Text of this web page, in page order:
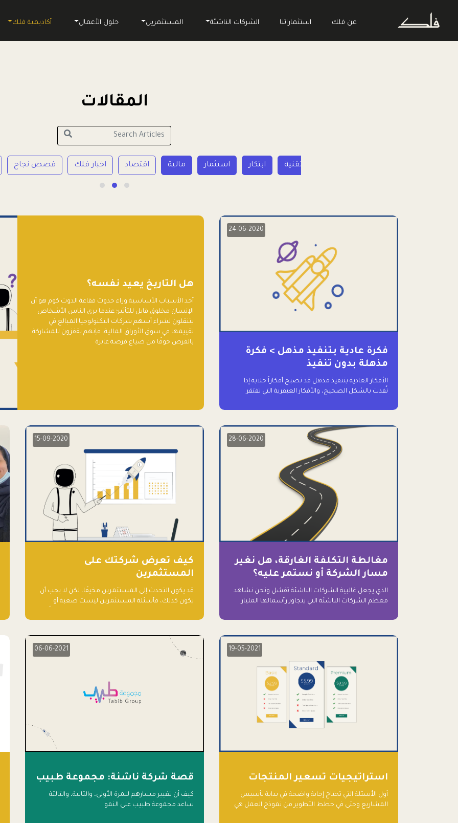
عن فلك استثماراتنا الشركات الناشئة المستثمرين حلول الأعمال أكاديمية فلك
المقالات
تقنية ابتكار استثمار مالية اقتصاد اخبار فلك قصص نجاح
24-06-2020
فكرة عادية بتنفيذ مذهل > فكرة
مذهلة بدون تنفيذ
الأفكار العادية بتنفيذ مذهل قد تصبح أفكاراً خلابة إذا
نُفذت بالشكل الصحيح، والأفكار العبقرية التي تفتقر
هل التاريخ يعيد نفسه؟
أحد الأسباب الأساسية وراء حدوث فقاعة الدوت كوم هو أن
الإنسان مخلوق قابل للتأثير؛ عندما يرى الناس الأشخاص
يتنقلون لشراء أسهم شركات التكنولوجيا المبالغ في
تقييمها في سوق الأوراق المالية، فإنهم يقفزون للمشاركة
بالفرص خوفًا من ضياع فرصة عابرة
28-06-2020
مغالطة التكلفة الغارقة، هل نغير
مسار الشركة أو نستمر عليه؟
الذي يجعل غالبية الشركات الناشئة تفشل ونحن نشاهد
معظم الشركات الناشئة التي يتجاوز رأسمالها المليار
ببساطة: التعلق بها.
15-09-2020
كيف تعرض شركتك على
المستثمرين
قد يكون التحدث إلى المستثمرين مخيفًا، لكن لا يجب أن
يكون كذلك، فأسئلة المستثمرين ليست صعبة أو
19-05-2021
استراتيجيات تسعير المنتجات
أول الأسئلة التي تحتاج إجابة واضحة في بداية تأسيس
المشاريع وحتى في خطط التطوير من نموذج العمل هي
06-06-2021
قصة شركة ناشئة: مجموعة طبيب
كيف أن تغيير مسارهم للمرة الأولى، والثانية، والثالثة
ساعد مجموعة طبيب على النمو